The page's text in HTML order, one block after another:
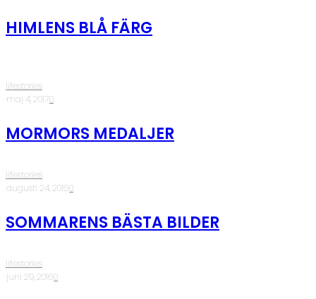
HIMLENS BLÅ FÄRG
lifestories
·maj 4, 2017·0
MORMORS MEDALJER
lifestories
·augusti 24, 2016·0
SOMMARENS BÄSTA BILDER
lifestories
·juni 29, 2016·0